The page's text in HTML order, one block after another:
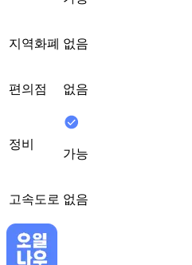
지역화폐 없음
편의점 없음
정비
가능
고속도로 없음